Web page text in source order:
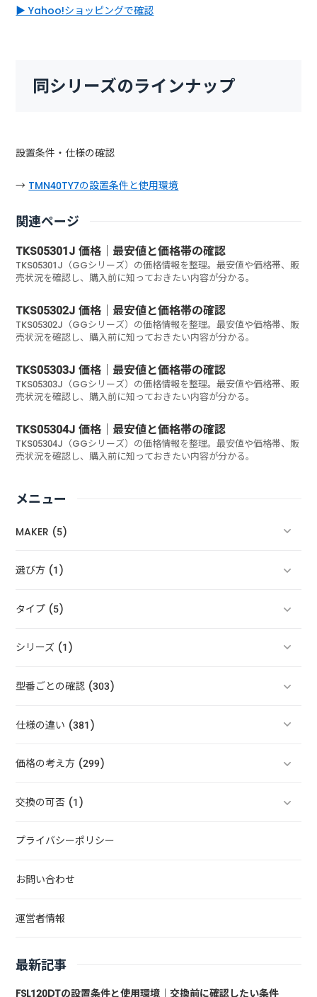
▶ Yahoo!ショッピングで確認
同シリーズのラインナップ
設置条件・仕様の確認
→ TMN40TY7の設置条件と使用環境
関連ページ
TKS05301J 価格｜最安値と価格帯の確認
TKS05301J（GGシリーズ）の価格情報を整理。最安値や価格帯、販
売状況を確認し、購入前に知っておきたい内容が分かる。
TKS05302J 価格｜最安値と価格帯の確認
TKS05302J（GGシリーズ）の価格情報を整理。最安値や価格帯、販
売状況を確認し、購入前に知っておきたい内容が分かる。
TKS05303J 価格｜最安値と価格帯の確認
TKS05303J（GGシリーズ）の価格情報を整理。最安値や価格帯、販
売状況を確認し、購入前に知っておきたい内容が分かる。
TKS05304J 価格｜最安値と価格帯の確認
TKS05304J（GGシリーズ）の価格情報を整理。最安値や価格帯、販
売状況を確認し、購入前に知っておきたい内容が分かる。
メニュー
MAKER (5)
選び方 (1)
タイプ (5)
シリーズ (1)
型番ごとの確認 (303)
仕様の違い (381)
価格の考え方 (299)
交換の可否 (1)
プライバシーポリシー
お問い合わせ
運営者情報
最新記事
FSL120DTの設置条件と使用環境｜交換前に確認したい条件